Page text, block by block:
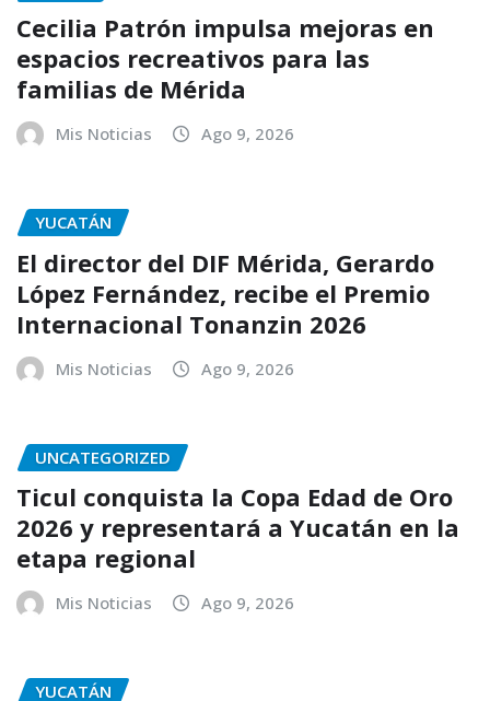
Cecilia Patrón impulsa mejoras en
espacios recreativos para las
familias de Mérida
Mis Noticias Ago 9, 2026
YUCATÁN
El director del DIF Mérida, Gerardo
López Fernández, recibe el Premio
Internacional Tonanzin 2026
Mis Noticias Ago 9, 2026
UNCATEGORIZED
Ticul conquista la Copa Edad de Oro
2026 y representará a Yucatán en la
etapa regional
Mis Noticias Ago 9, 2026
YUCATÁN